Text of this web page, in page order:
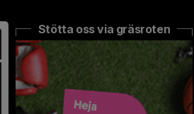
Stötta oss via gräsroten